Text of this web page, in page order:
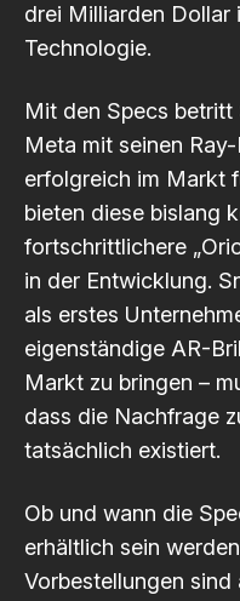
drei Milliarden Dollar
Technologie.
Mit den Specs betritt
Meta mit seinen
erfolgreich im Markt
bieten diese bislang
fortschrittlichere
in der Entwicklung.
als erstes
eigenständige AR-
Markt zu bringen –
dass die Nachfrage
tatsächlich existiert.
Ob und wann die
erhältlich sein
Vorbestellungen